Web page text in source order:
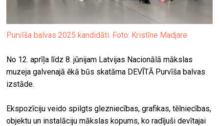
Purvīša balvas 2025 kandidāti. Foto: Kristīne Madjare
No 12. aprīļa līdz 8. jūnijam Latvijas Nacionālā mākslas
muzeja galvenajā ēkā būs skatāma DEVĪTĀ Purvīša balvas
izstāde.
Ekspozīciju veido spilgts glezniecības, grafikas, tēlniecības,
objektu un instalāciju mākslas kopums, ko radījuši devītajai